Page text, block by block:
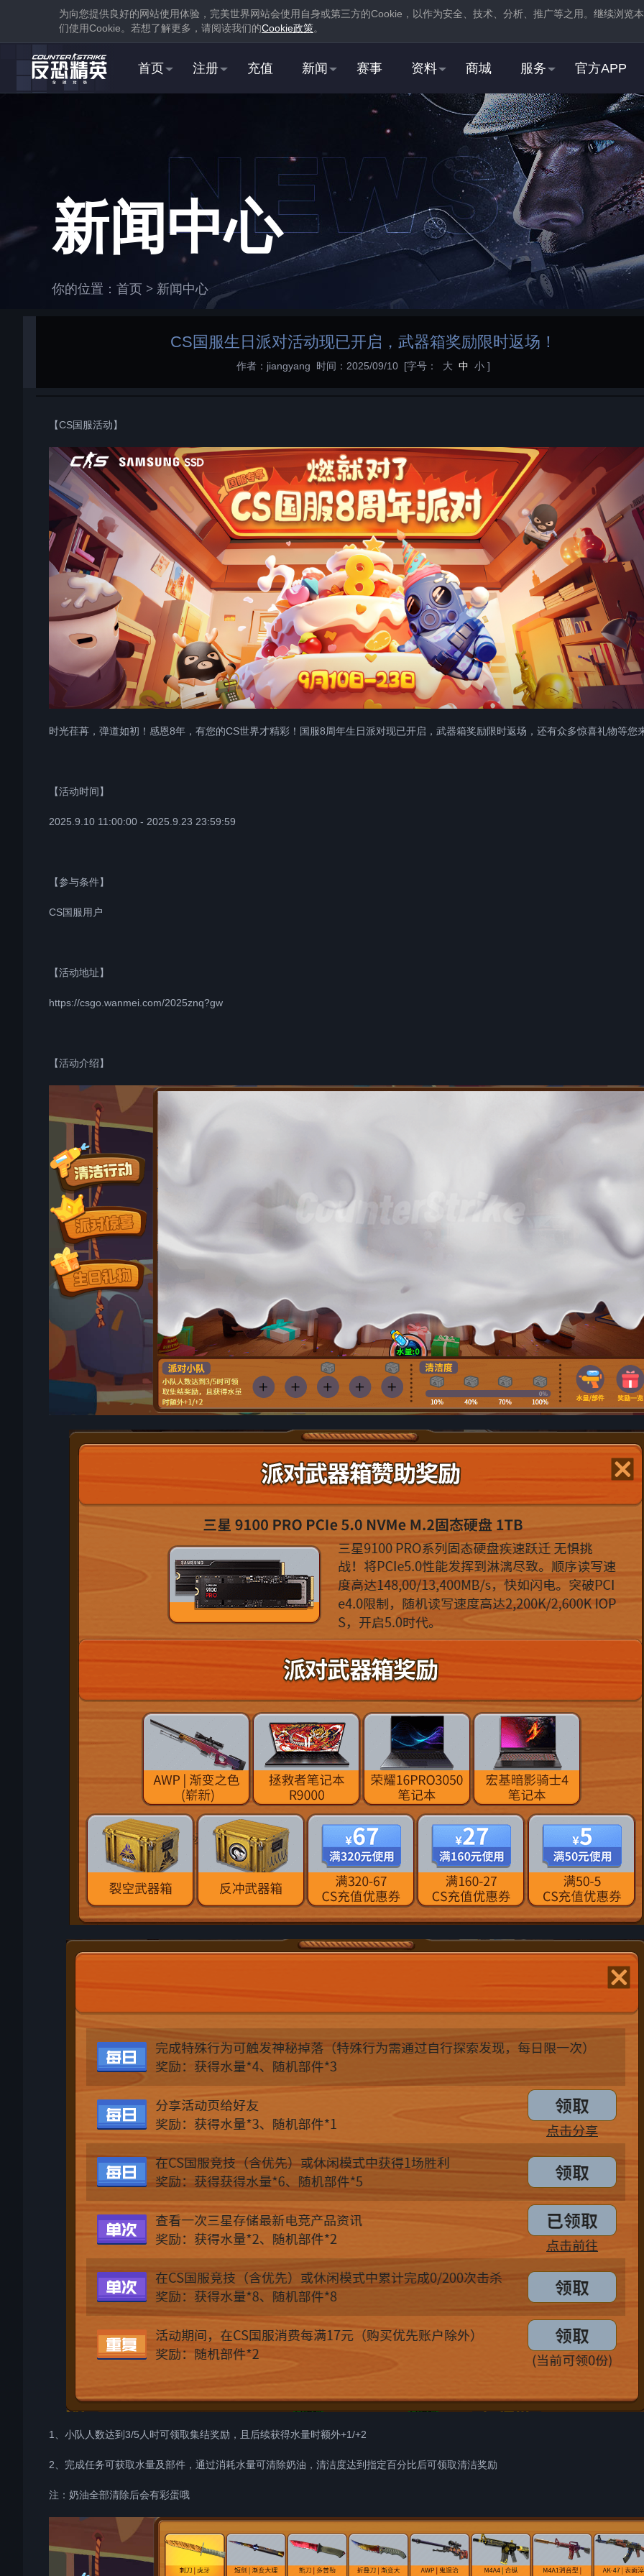
为向您提供良好的网站使用体验，完美世界网站会使用自身或第三方的Cookie ，以作为安全、技术、分析、推广等之用。继续浏览
们使用Cookie。若想了解更多，请阅读我们的Cookie政策。
首页 注册 充值 新闻 赛事 资料 商城 服务 官方APP
新用户
注册 蒸汽平台账号
3
登录蒸汽平台，在商店页
中找到并下载反恐精英：全
STEAM用户
1
在游戏库中找到并 下载
2
属性
打开“
”选项卡
3
在“启动选项
-perfectworld”指令
新闻中心
你的位置： 首页 > 新闻中心
CS国服生日派对活动现已开启，武器箱奖励限时返场！
作者：jiangyang 时间：2025/09/10 [字号： 大 中 小]
【CS国服活动】
时光荏苒，弹道如初！感恩8年，有您的CS世界才精彩！国服8周年生日派对现已开启，武器箱奖励限时返场，还有众多惊喜礼物等您
【活动时间】
2025.9.10 11:00:00 - 2025.9.23 23:59:59
【参与条件】
CS国服用户
【活动地址】
https://csgo.wanmei.com/2025znq?gw
【活动介绍】
1、小队人数达到3/5人时可领取集结奖励，且后续获得水量时额外+1/+2
2、完成任务可获取水量及部件，通过消耗水量可清除奶油，清洁度达到指定百分比后可领取清洁奖励
注：奶油全部清除后会有彩蛋哦